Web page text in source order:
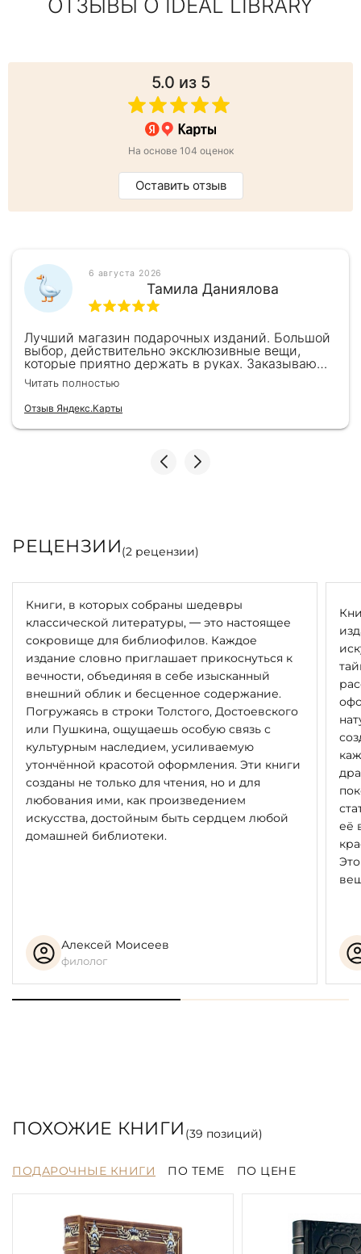
ОТЗЫВЫ О IDEAL LIBRARY
5.0 из 5
На основе 104 оценок
Оставить отзыв
6 августа 2026
Тамила Даниялова
Лучший магазин подарочных изданий. Большой
выбор, действительно эксклюзивные вещи,
которые приятно держать в руках. Заказываю
здесь уже второй раз для бизнес-партнеров,
всегда всё безупречно — от общения с
консультантами до качества самих книг.
Однозначно рекомендую
Читать полностью
Отзыв Яндекс.Карты
РЕЦЕНЗИИ(2 рецензии)
Книги, в которых собраны шедевры
классической литературы, — это настоящее
сокровище для библиофилов. Каждое
издание словно приглашает прикоснуться к
вечности, объединяя в себе изысканный
внешний облик и бесценное содержание.
Погружаясь в строки Толстого, Достоевского
или Пушкина, ощущаешь особую связь с
культурным наследием, усиливаемую
утончённой красотой оформления. Эти книги
созданы не только для чтения, но и для
любования ими, как произведением
искусства, достойным быть сердцем любой
домашней библиотеки.
Алексей Моисеев
филолог
её
ПОХОЖИЕ КНИГИ (39 позиций)
ПОДАРОЧНЫЕ КНИГИ ПО ТЕМЕ ПО ЦЕНЕ